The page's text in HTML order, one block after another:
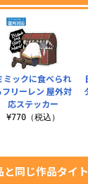
ミックに食べられ
フリーレン 屋外対
応ステッカー
¥770（税込）
と同じ作品タイ